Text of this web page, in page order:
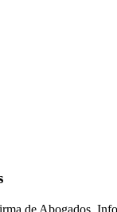
de Abogados.